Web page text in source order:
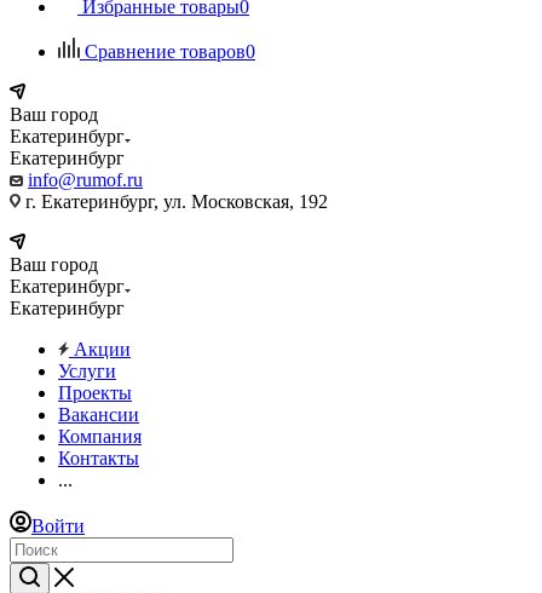
Избранные товары0
Сравнение товаров0
Ваш город
Екатеринбург
Екатеринбург
info@rumof.ru
г. Екатеринбург, ул. Московская, 192
Ваш город
Екатеринбург
Екатеринбург
Акции
Услуги
Проекты
Вакансии
Компания
Контакты
...
Войти